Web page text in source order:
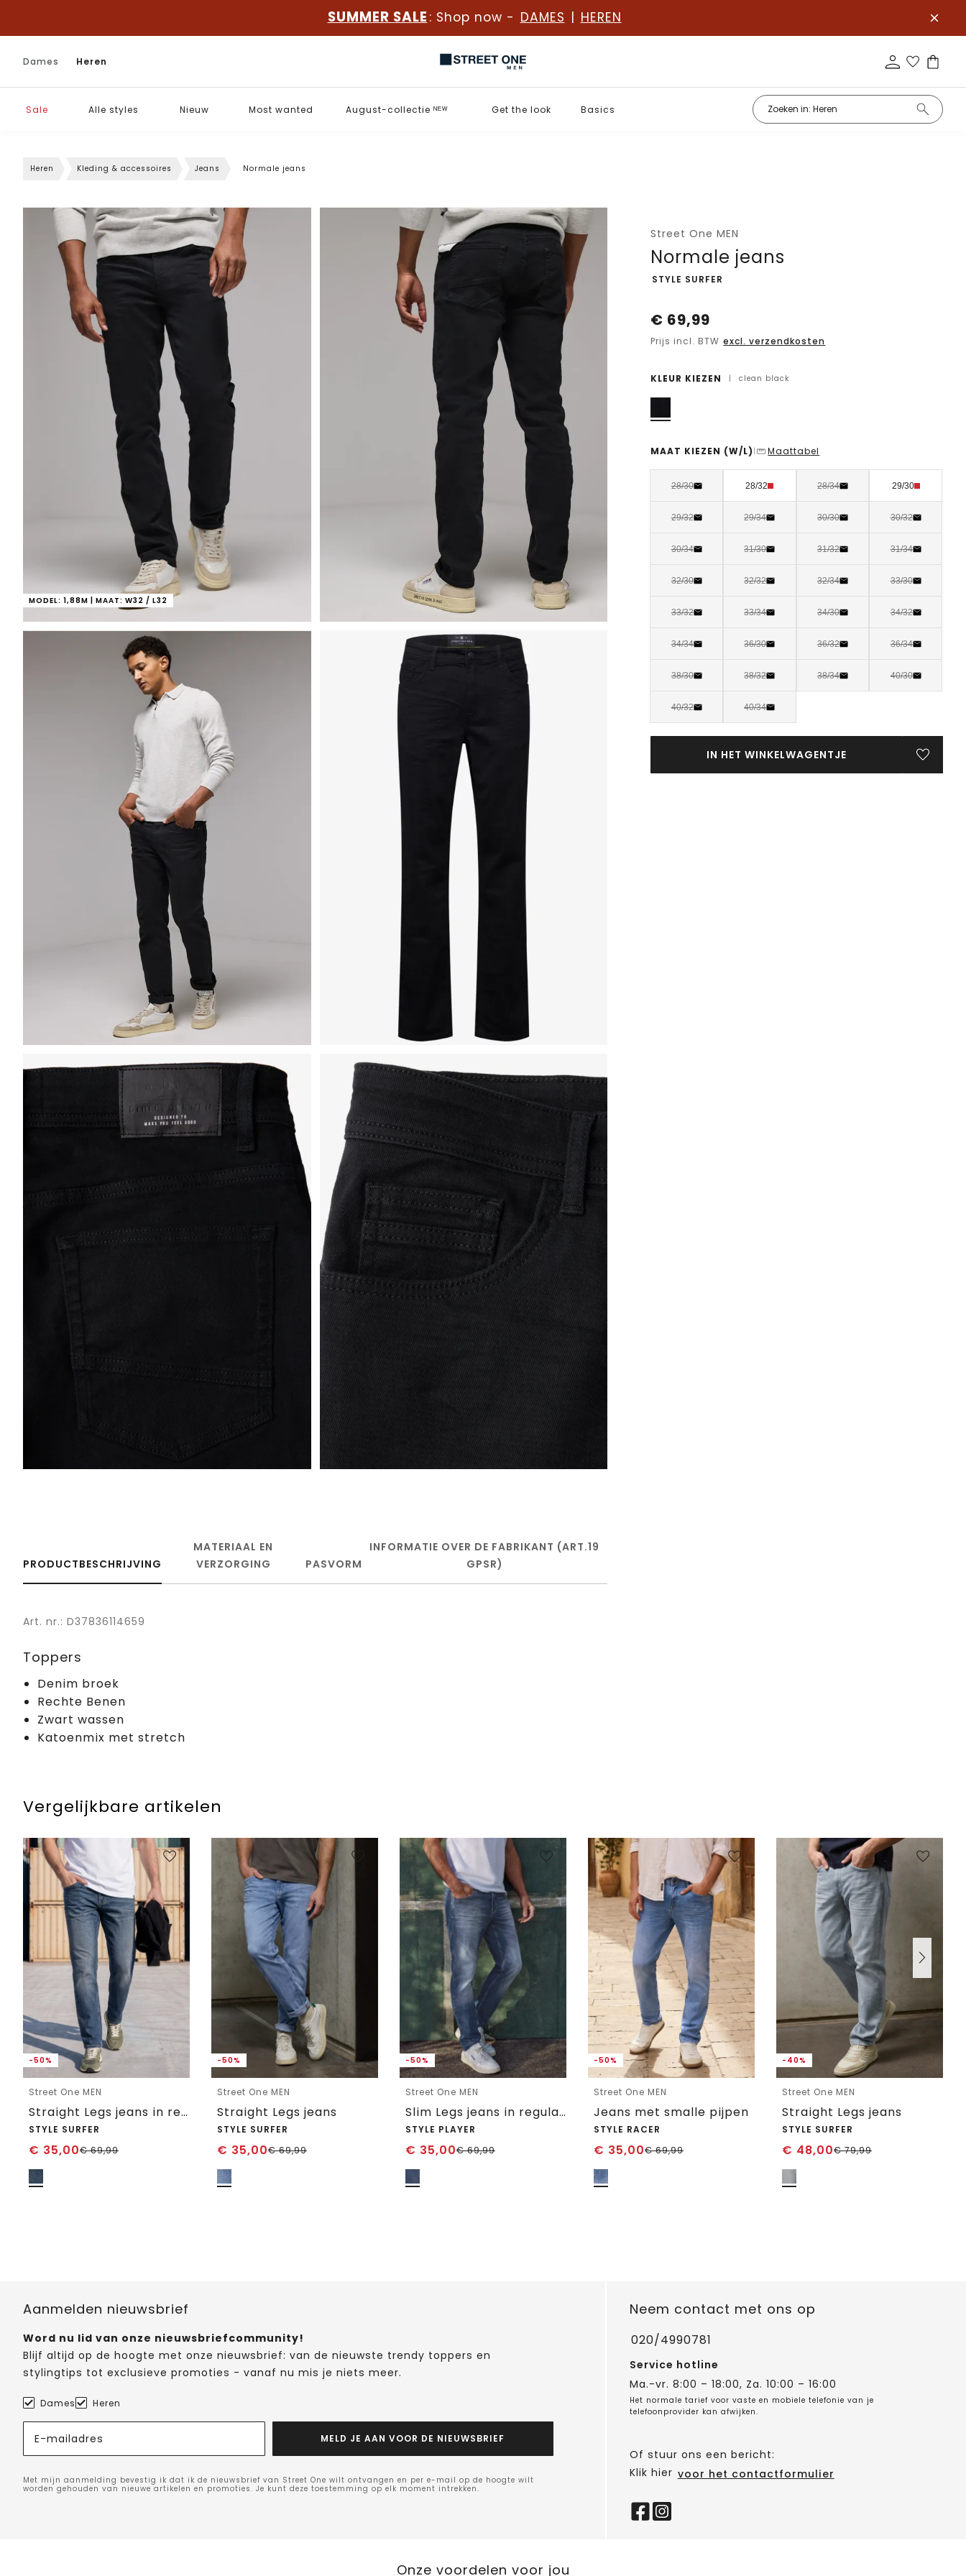
SUMMER SALE : Shop now - DAMES | HEREN
Dames Heren
Sale Alle styles Nieuw Most wanted August-collectie ᴺᴱᵂ Get the look Basics
Heren Kleding & accessoires Jeans Normale jeans
MODEL: 1,88M | MAAT: W32 / L32
Street One MEN
Normale jeans
-
STYLE SURFER
€ 69,99
Prijs incl. BTW excl. verzendkosten
KLEUR KIEZEN | clean black
MAAT KIEZEN (W/L) | Maattabel
28/30 28/32 28/34 29/30
29/32 29/34 30/30 30/32
30/34 31/30 31/32 31/34
32/30 32/32 32/34 33/30
33/32 33/34 34/30 34/32
34/34 36/30 36/32 36/34
38/30 38/32 38/34 40/30
40/32 40/34
IN HET WINKELWAGENTJE
PRODUCTBESCHRIJVING
MATERIAAL EN
VERZORGING
PASVORM
INFORMATIE OVER DE FABRIKANT (ART.19
GPSR)
Art. nr.: D37836114659
Toppers
Denim broek
Rechte Benen
Zwart wassen
Katoenmix met stretch
Vergelijkbare artikelen
-50%
Street One MEN
Straight Legs jeans in regular fit
STYLE SURFER
€ 35,00€69,99
-50%
Street One MEN
Straight Legs jeans
STYLE SURFER
€ 35,00€69,99
-50%
Street One MEN
Slim Legs jeans in regular fit
STYLE PLAYER
€ 35,00€69,99
-50%
Street One MEN
Jeans met smalle pijpen
STYLE RACER
€ 35,00€69,99
-40%
Street One MEN
Straight Legs jeans
STYLE SURFER
€ 48,00€79,99
Aanmelden nieuwsbrief
Word nu lid van onze nieuwsbriefcommunity!
Blijf altijd op de hoogte met onze nieuwsbrief: van de nieuwste trendy toppers en
stylingtips tot exclusieve promoties - vanaf nu mis je niets meer.
Dames Heren
E-mailadres MELD JE AAN VOOR DE NIEUWSBRIEF
Met mijn aanmelding bevestig ik dat ik de nieuwsbrief van Street One wilt ontvangen en per e-mail op de hoogte wilt
worden gehouden van nieuwe artikelen en promoties. Je kunt deze toestemming op elk moment intrekken.
Neem contact met ons op
020/4990781
Service hotline
Ma.-vr. 8:00 – 18:00, Za. 10:00 – 16:00
Het normale tarief voor vaste en mobiele telefonie van je
telefoonprovider kan afwijken.
Of stuur ons een bericht:
Klik hier voor het contactformulier
Onze voordelen voor jou